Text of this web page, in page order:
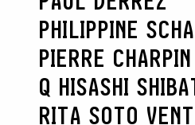
PHILIPPINE
PIERRE CHARPIN
Q HISASHI
RITA SOTO